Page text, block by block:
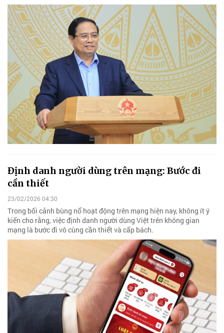
Định danh người dùng trên mạng: Bước đi
cần thiết
23/02/2026 04:30
Trong bối cảnh bùng nổ hoạt động trên mạng hiện nay, không ít ý
kiến cho rằng, việc định danh người dùng Việt trên không gian
mạng là bước đi vô cùng cần thiết và cấp bách.